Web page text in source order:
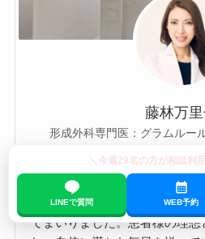
藤林万
形成外科専門医：グラムルー
グラムルールクリニック院長の
す。私は日本形成外科学会認定
外科学会（JSAPS）正会員と
てまいりました。患者様の理
＼今週29名の方が相談利
LINEで質問 WEB予約